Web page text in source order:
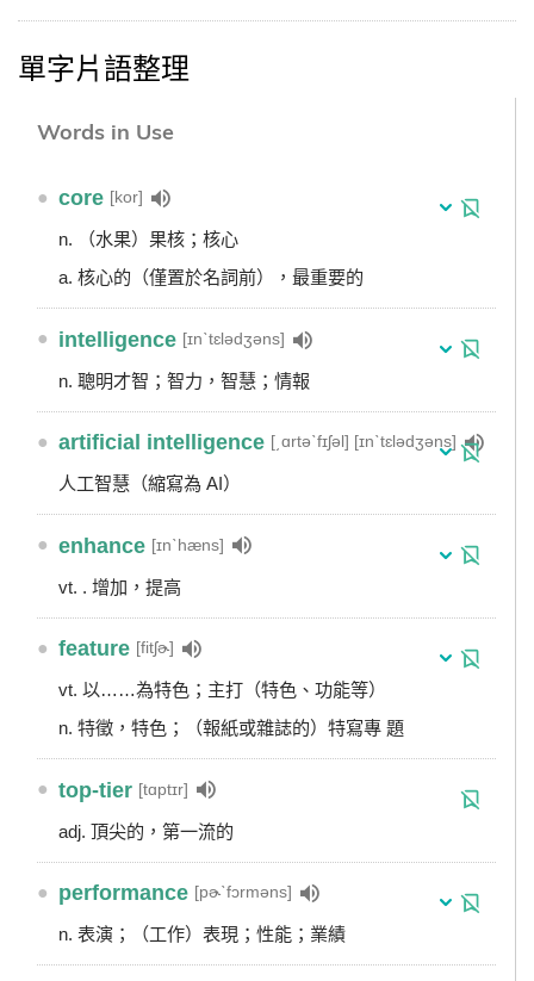
單字片語整理
Words in Use
● core [kor]
n. （水果）果核；核心
a. 核心的（僅置於名詞前），最重要的
● intelligence [ɪnˋtɛlədʒəns]
n. 聰明才智；智力，智慧；情報
● artificial intelligence [͵ɑrtəˋfɪʃəl] [ɪnˋtɛlədʒəns]
人工智慧（縮寫為 AI）
● enhance [ɪnˋhæns]
vt. . 增加，提高
● feature [fitʃɚ]
vt. 以……為特色；主打（特色、功能等）
n. 特徵，特色；（報紙或雜誌的）特寫專 題
● top-tier [tɑptɪr]
adj. 頂尖的，第一流的
● performance [pɚˋfɔrməns]
n. 表演；（工作）表現；性能；業績